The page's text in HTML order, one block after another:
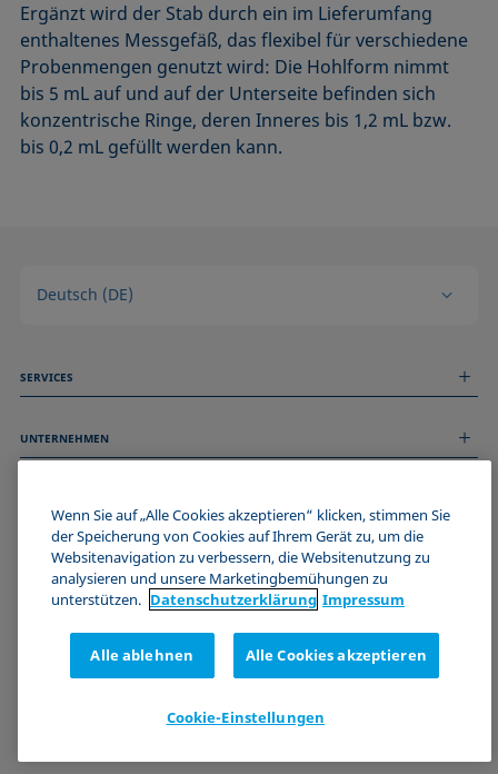
Ergänzt wird der Stab durch ein im Lieferumfang
enthaltenes Messgefäß, das flexibel für verschiedene
Probenmengen genutzt wird: Die Hohlform nimmt
bis 5 mL auf und auf der Unterseite befinden sich
konzentrische Ringe, deren Inneres bis 1,2 mL bzw.
bis 0,2 mL gefüllt werden kann.
Deutsch (DE)
SERVICES
Technischer Service
UNTERNEHMEN
Stellenangebote
Events
Impressum
Datenschutzerklärung
Cookie-Richtlinie
Zertifizierungen (ISO 9001)
Newsletter-Anmeldung
WERDE TEIL DER KRÜSS COMMUNITY
Wenn Sie auf „Alle Cookies akzeptieren“ klicken, stimmen Sie
der Speicherung von Cookies auf Ihrem Gerät zu, um die
Websitenavigation zu verbessern, die Websitenutzung zu
analysieren und unsere Marketingbemühungen zu
unterstützen. Datenschutz­erklärung Impressum
Alle ablehnen Alle Cookies akzeptieren
Cookie-Einstellungen